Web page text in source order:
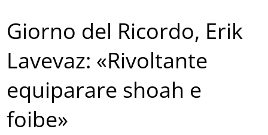
Giorno del Ricordo, Erik
Lavevaz: «Rivoltante
equiparare shoah e
foibe»